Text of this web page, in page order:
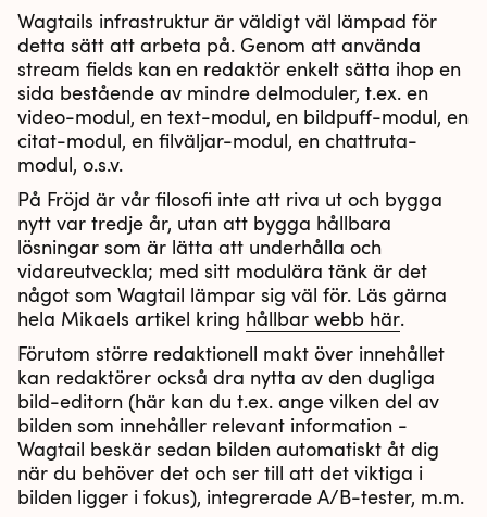
Wagtails infrastruktur är väldigt väl lämpad för
detta sätt att arbeta på. Genom att använda
stream fields kan en redaktör enkelt sätta ihop en
sida bestående av mindre delmoduler, t.ex. en
video-modul, en text-modul, en bildpuff-modul, en
citat-modul, en filväljar-modul, en chattruta-
modul, o.s.v.
På Fröjd är vår filosofi inte att riva ut och bygga
nytt var tredje år, utan att bygga hållbara
lösningar som är lätta att underhålla och
vidareutveckla; med sitt modulära tänk är det
något som Wagtail lämpar sig väl för. Läs gärna
hela Mikaels artikel kring hållbar webb här.
Förutom större redaktionell makt över innehållet
kan redaktörer också dra nytta av den dugliga
bild-editorn (här kan du t.ex. ange vilken del av
bilden som innehåller relevant information -
Wagtail beskär sedan bilden automatiskt åt dig
när du behöver det och ser till att det viktiga i
bilden ligger i fokus), integrerade A/B-tester, m.m.